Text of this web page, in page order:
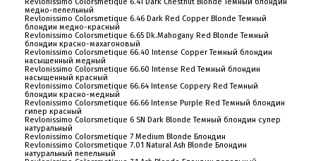
Revlonissimo Colorsmetique 6.41 Dark Chestnut Blonde Темный блондин
медно-пепельный
Revlonissimo Colorsmetique 6.46 Dark Red Copper Blonde Темный
блондин медно-красный
Revlonissimo Colorsmetique 6.65 Dk.Mahogany Red Blonde Темный
блондин красно-махагоновый
Revlonissimo Colorsmetique 66.40 Intense Copper Темный блондин
насыщенный медный
Revlonissimo Colorsmetique 66.60 Intense Red Темный блондин
насыщенный красный
Revlonissimo Colorsmetique 66.64 Intense Coppery Red Темный
блондин красно-медный
Revlonissimo Colorsmetique 66.66 Intense Purple Red Темный блондин
гипер красный
Revlonissimo Colorsmetique 6 SN Dark Blonde Темный блондин супер
натуральный
Revlonissimo Colorsmetique 7 Medium Blonde Блондин
Revlonissimo Colorsmetique 7.01 Natural Ash Blonde Блондин
натуральный пепельный